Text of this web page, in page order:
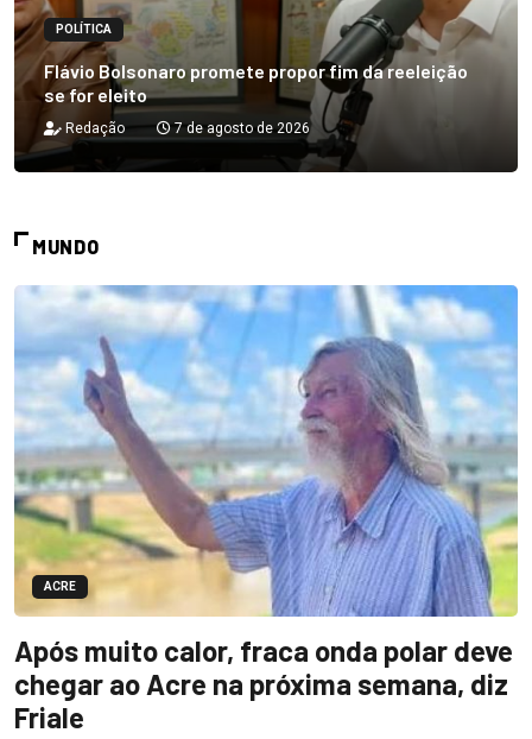
POLÍTICA
Flávio Bolsonaro promete propor fim da reeleição
se for eleito
Redação 7 de agosto de 2026
MUNDO
ACRE
Após muito calor, fraca onda polar deve
chegar ao Acre na próxima semana, diz
Friale